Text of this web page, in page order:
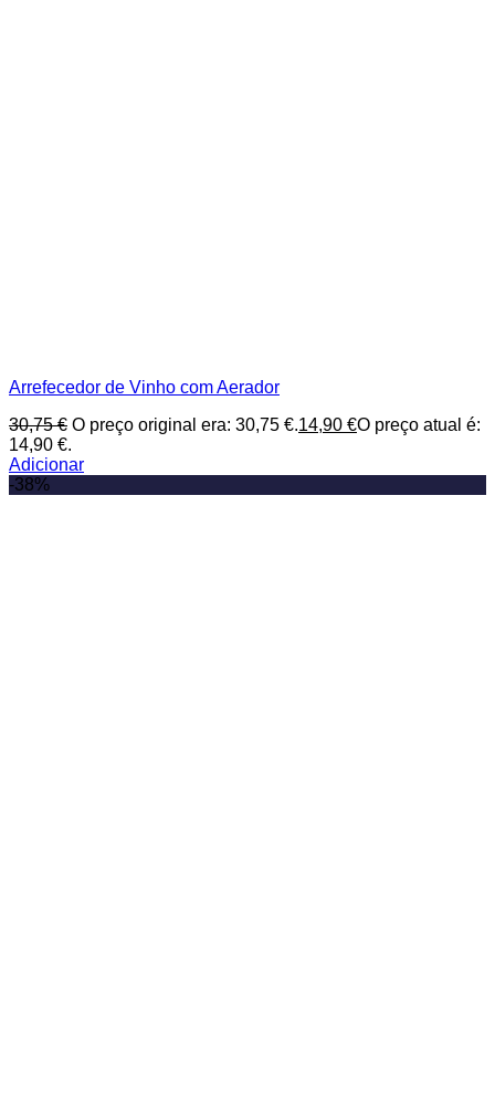
Arrefecedor de Vinho com Aerador
30,75€ O preço original era: 30,75 €.14,90 €O preço atual é:
14,90 €.
Adicionar
-38%